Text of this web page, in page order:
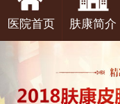
医院首页 肤康简介